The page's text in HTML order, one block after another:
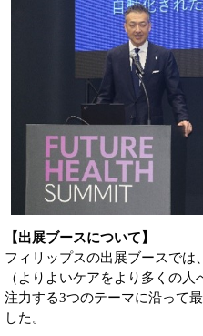
【出展ブースについて】
フィリップスの出展ブースでは
（よりよいケアをより多くの
注力する3つのテーマに沿って
した。